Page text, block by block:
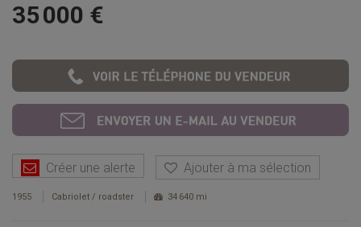
35 000 €
Créer une alerte Ajouter à ma sélection
1955 Cabriolet / roadster 34 640 mi